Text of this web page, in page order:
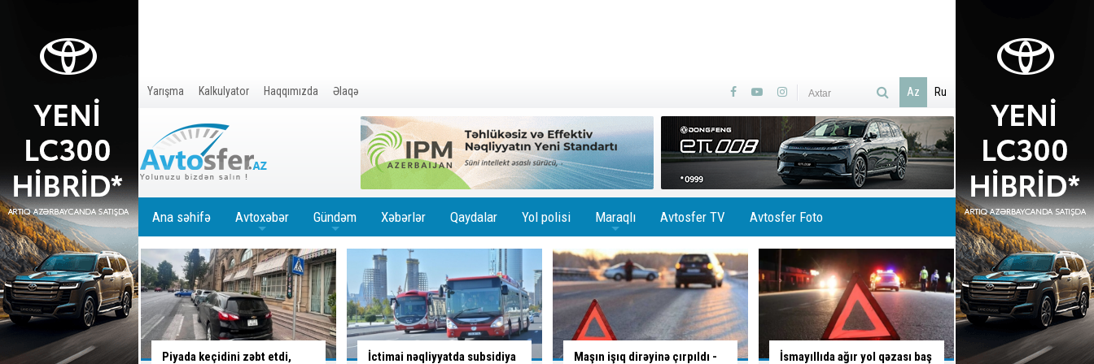
Yarışma Kalkulyator Haqqımızda Əlaqə Az Ru
Ana səhifə Avtoxəbər Gündəm Xəbərlər Qaydalar Yol polisi Maraqlı Avtosfer TV Avtosfer Foto
zəbt etdi,
İctimai nəqliyyatda subsidiya
Maşın işıq dirəyinə çırpıldı -
İsmayıllıda ağır yol qəzası baş
Skuterlə necə gəldi yola çıxan
İsti hava avtomobilə